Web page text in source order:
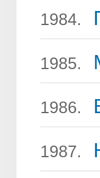
1984.
1985.
1986.
1987.